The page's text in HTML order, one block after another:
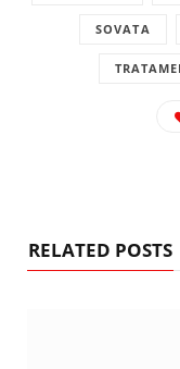
SOVATA
RELATED POSTS